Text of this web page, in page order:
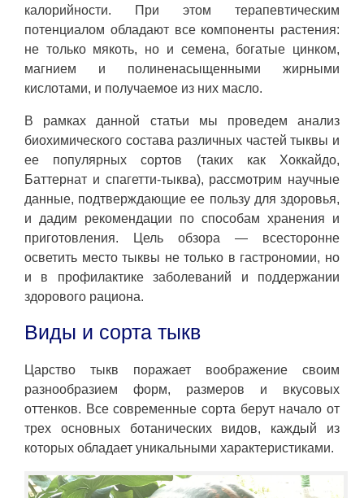
калорийности. При этом терапевтическим
потенциалом обладают все компоненты растения:
не только мякоть, но и семена, богатые цинком,
магнием и полиненасыщенными жирными
кислотами, и получаемое из них масло.
В рамках данной статьи мы проведем анализ
биохимического состава различных частей тыквы и
ее популярных сортов (таких как Хоккайдо,
Баттернат и спагетти-тыква), рассмотрим научные
данные, подтверждающие ее пользу для здоровья,
и дадим рекомендации по способам хранения и
приготовления. Цель обзора — всесторонне
осветить место тыквы не только в гастрономии, но
и в профилактике заболеваний и поддержании
здорового рациона.
Виды и сорта тыкв
Царство тыкв поражает воображение своим
разнообразием форм, размеров и вкусовых
оттенков. Все современные сорта берут начало от
трех основных ботанических видов, каждый из
которых обладает уникальными характеристиками.